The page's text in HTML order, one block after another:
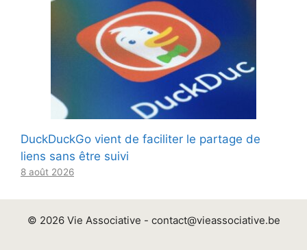
DuckDuckGo vient de faciliter le partage de
liens sans être suivi
8 août 2026
© 2026 Vie Associative - contact@vieassociative.be